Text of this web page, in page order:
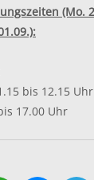
(Mo.
bis 12.15 Uhr
17.00 Uhr